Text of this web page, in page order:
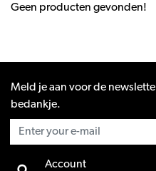
Geen producten gevonden!
Meld je aan voor de
bedankje.
Account